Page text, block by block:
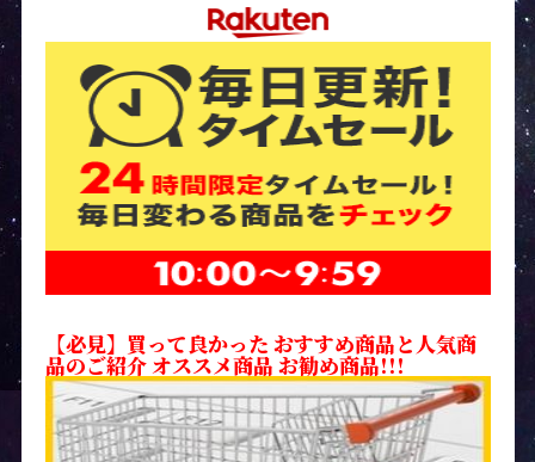
【必見】買って良かった おすすめ商品と人気商
品のご紹介 オススメ商品 お勧め商品!!!